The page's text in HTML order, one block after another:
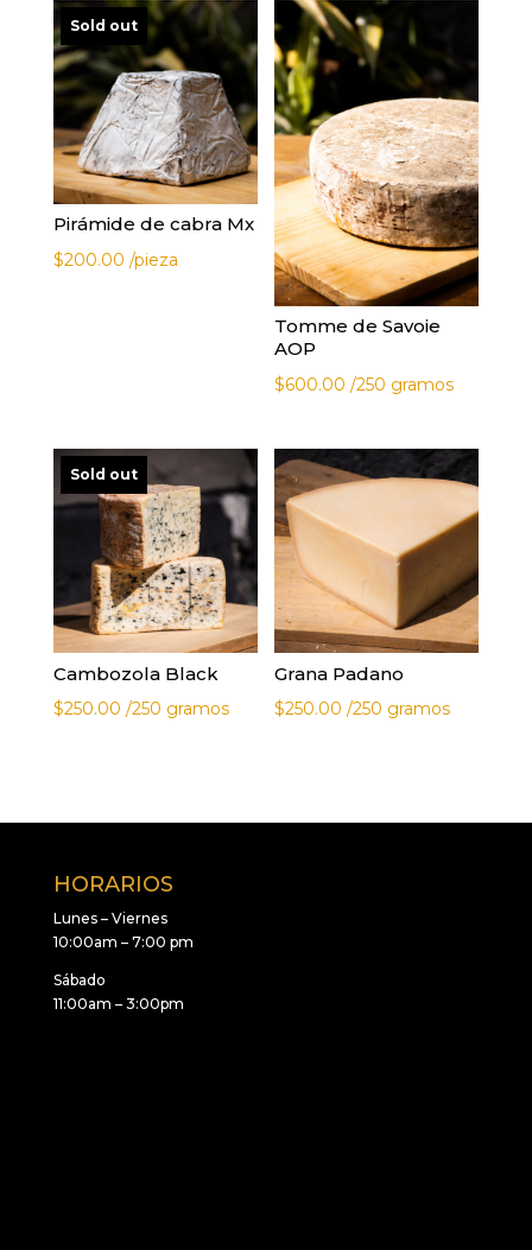
Sold out
Pirámide de cabra Mx
$200.00 /pieza
Tomme de Savoie
AOP
$600.00 /250 gramos
Sold out
Cambozola Black
$250.00 /250 gramos
Grana Padano
$250.00 /250 gramos
HORARIOS
Lunes – Viernes
10:00am – 7:00 pm
Sábado
11:00am – 3:00pm